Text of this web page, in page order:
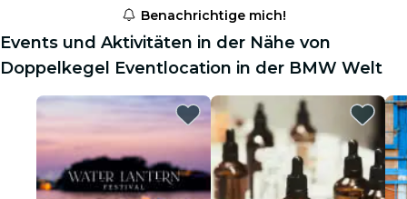
Benachrichtige mich!
Events und Aktivitäten in der Nähe von
Doppelkegel Eventlocation in der BMW Welt